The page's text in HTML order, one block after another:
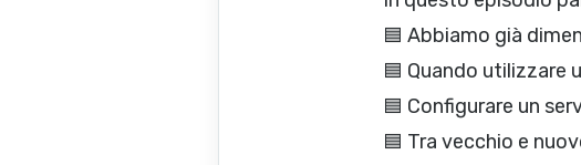
🟦 Abbiamo già
🟦 Quando utilizzare
🟦 Configurare un
🟦 Tra vecchio e